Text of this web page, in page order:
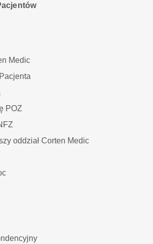
Medic
POZ
oddział Corten Medic